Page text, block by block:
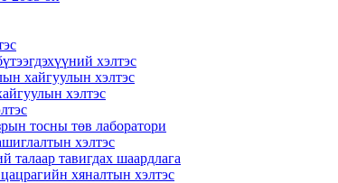
хэлтэс
хайгуулын хэлтэс
хэлтэс
тосны төв лаборатори
хэлтэс
талаар тавигдах шаардлага
хяналтын хэлтэс